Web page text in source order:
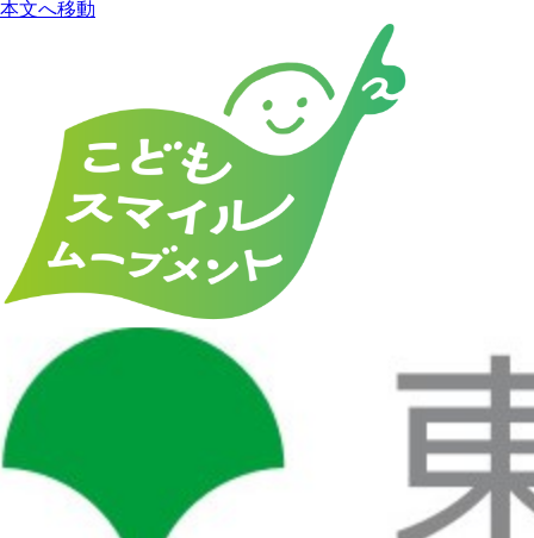
本文へ移動